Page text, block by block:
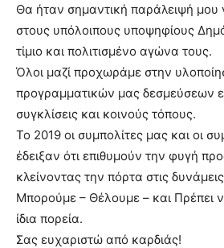
Θα ήταν σημαντική παράλειψή
στους υπόλοιπους υποψηφίους
τίμιο και πολιτισμένο αγώνα τους.
Όλοι μαζί προχωράμε στην
προγραμματικών μας δεσμεύσεων
συγκλίσεις και κοινούς τόπους.
Το 2019 οι συμπολίτες μας και οι
έδειξαν ότι επιθυμούν την φυγή
κλείνοντας την πόρτα στις
Μπορούμε – Θέλουμε – και Πρέπει
ίδια πορεία.
Σας ευχαριστώ από καρδιάς!